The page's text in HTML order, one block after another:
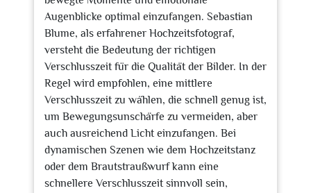
Augenblicke optimal einzufangen. Sebastian
Blume, als erfahrener Hochzeitsfotograf,
versteht die Bedeutung der richtigen
Verschlusszeit für die Qualität der Bilder. In der
Regel wird empfohlen, eine mittlere
Verschlusszeit zu wählen, die schnell genug ist,
um Bewegungsunschärfe zu vermeiden, aber
auch ausreichend Licht einzufangen. Bei
dynamischen Szenen wie dem Hochzeitstanz
oder dem Brautstraußwurf kann eine
schnellere Verschlusszeit sinnvoll sein,